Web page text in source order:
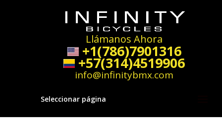
Llámanos Ahora
+1(786)7901316
+57(314)4519906
info@infinitybmx.com
Seleccionar página